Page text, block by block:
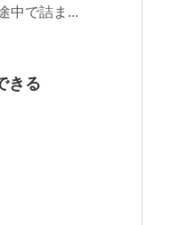
中で詰ま...
きる